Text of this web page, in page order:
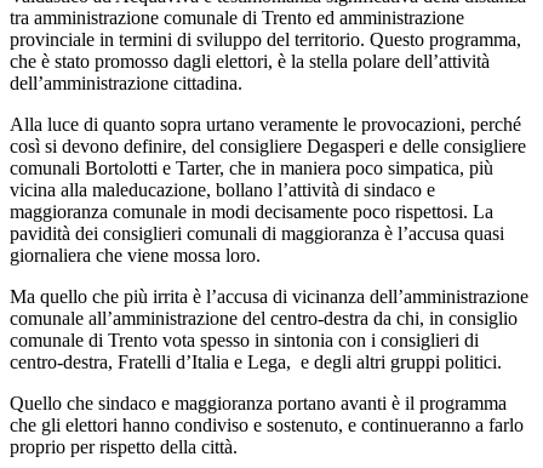
tra amministrazione comunale di Trento ed amministrazione
provinciale in termini di sviluppo del territorio. Questo programma,
che è stato promosso dagli elettori, è la stella polare dell’attività
dell’amministrazione cittadina.
Alla luce di quanto sopra urtano veramente le provocazioni, perché
così si devono definire, del consigliere Degasperi e delle consigliere
comunali Bortolotti e Tarter, che in maniera poco simpatica, più
vicina alla maleducazione, bollano l’attività di sindaco e
maggioranza comunale in modi decisamente poco rispettosi. La
pavidità dei consiglieri comunali di maggioranza è l’accusa quasi
giornaliera che viene mossa loro.
Ma quello che più irrita è l’accusa di vicinanza dell’amministrazione
comunale all’amministrazione del centro-destra da chi, in consiglio
comunale di Trento vota spesso in sintonia con i consiglieri di
centro-destra, Fratelli d’Italia e Lega, e degli altri gruppi politici.
Quello che sindaco e maggioranza portano avanti è il programma
che gli elettori hanno condiviso e sostenuto, e continueranno a farlo
proprio per rispetto della città.